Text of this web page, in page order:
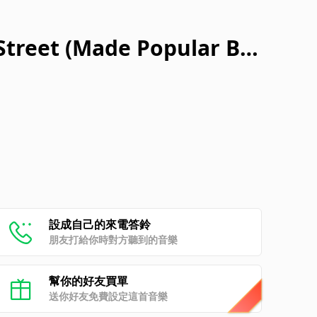
(Made Popular By
Version]
設成自己的來電答鈴
朋友打給你時對方聽到的音樂
幫你的好友買單
送你好友免費設定這首音樂